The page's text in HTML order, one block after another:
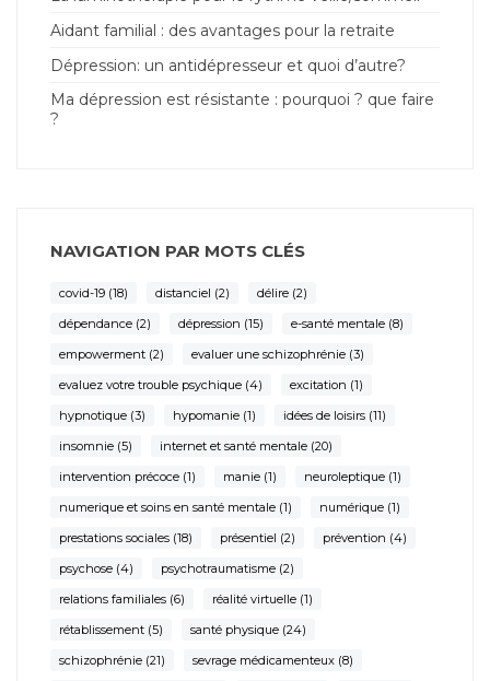
Aidant familial : des avantages pour la retraite
Dépression: un antidépresseur et quoi d’autre?
Ma dépression est résistante : pourquoi ? que faire
?
NAVIGATION PAR MOTS CLÉS
covid-19 (18) distanciel (2) délire (2)
dépendance (2) dépression (15) e-santé mentale (8)
empowerment (2) evaluer une schizophrénie (3)
evaluez votre trouble psychique (4) excitation (1)
hypnotique (3) hypomanie (1) idées de loisirs (11)
insomnie (5) internet et santé mentale (20)
intervention précoce (1) manie (1) neuroleptique (1)
numerique et soins en santé mentale (1) numérique (1)
prestations sociales (18) présentiel (2) prévention (4)
psychose (4) psychotraumatisme (2)
relations familiales (6) réalité virtuelle (1)
rétablissement (5) santé physique (24)
schizophrénie (21) sevrage médicamenteux (8)